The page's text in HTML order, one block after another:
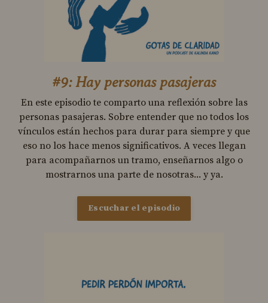
#9: Hay personas pasajeras
En este episodio te comparto una reflexión sobre las
personas pasajeras. Sobre entender que no todos los
vínculos están hechos para durar para siempre y que
eso no los hace menos significativos. A veces llegan
para acompañarnos un tramo, enseñarnos algo o
mostrarnos una parte de nosotras... y ya.
Escuchar el episodio